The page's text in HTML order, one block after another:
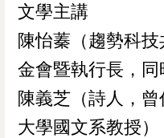
文學主講
陳怡蓁（趨勢科
金會暨執行長，同
陳義芝（詩人，
大學國文系教授）